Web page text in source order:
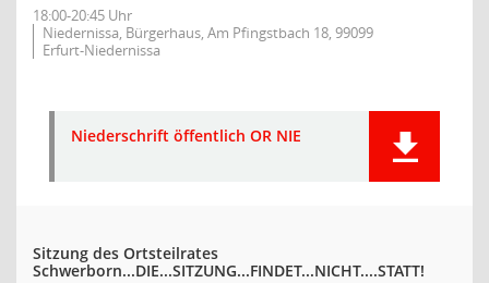
18:00-20:45 Uhr
Niedernissa, Bürgerhaus, Am Pfingstbach 18, 99099
Erfurt-Niedernissa
Niederschrift öffentlich OR NIE
Sitzung des Ortsteilrates
Schwerborn...DIE...SITZUNG...FINDET...NICHT....STATT!